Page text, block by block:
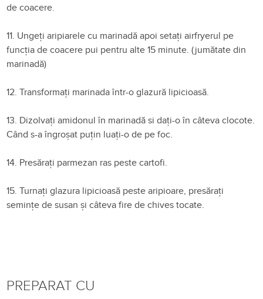
de coacere.
11. Ungeți aripiarele cu marinadă apoi setați airfryerul pe
funcția de coacere pui pentru alte 15 minute. (jumătate din
marinadă)
12. Transformați marinada într-o glazură lipicioasă.
13. Dizolvați amidonul în marinadă si dați-o în câteva clocote.
Când s-a îngroșat puțin luați-o de pe foc.
14. Presărați parmezan ras peste cartofi.
15. Turnați glazura lipicioasă peste aripioare, presărați
semințe de susan și câteva fire de chives tocate.
PREPARAT CU